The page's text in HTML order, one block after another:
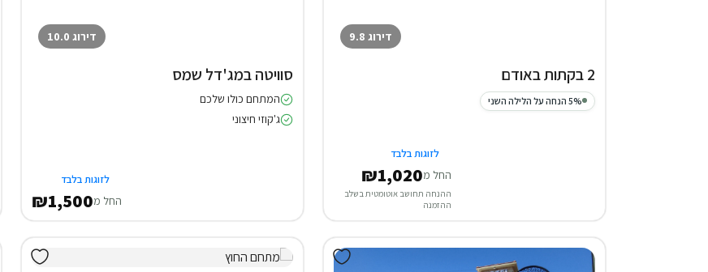
דירוג 9.8
2 בקתות באודם
5% הנחה על הלילה השני
לזוגות בלבד
החל מ₪1,020
ההנחה תחושב אוטומטית בשלב
ההזמנה
דירוג 10.0
סוויטה במג'דל שמס
המתחם כולו שלכם
ג'קוזי חיצוני
לזוגות בלבד
החל מ₪1,500